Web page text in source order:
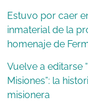
Estuvo por caer
inmaterial de la
homenaje de
Vuelve a editarse
Misiones”: la
misionera